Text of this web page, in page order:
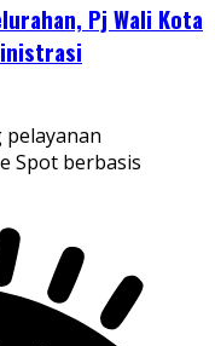
Pj Wali Kota
pelayanan
Spot berbasis